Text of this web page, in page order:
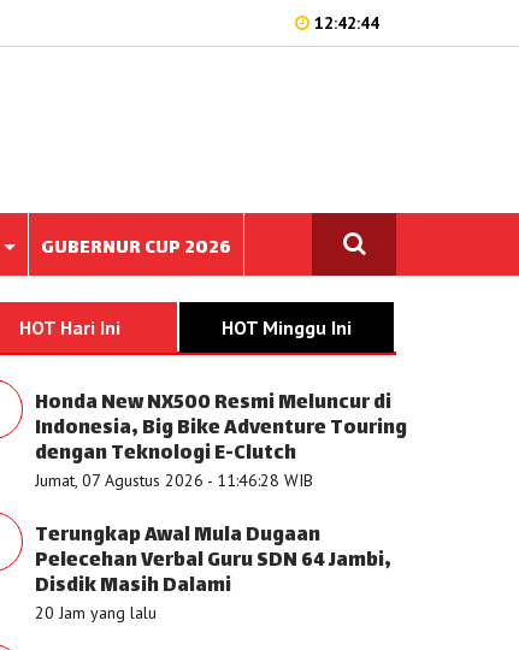
12:42:44
GUBERNUR CUP 2026
HOT Hari Ini HOT Minggu Ini
Honda New NX500 Resmi Meluncur di
Indonesia, Big Bike Adventure Touring
dengan Teknologi E-Clutch
Jumat, 07 Agustus 2026 - 11:46:28 WIB
Terungkap Awal Mula Dugaan
Pelecehan Verbal Guru SDN 64 Jambi,
Disdik Masih Dalami
20 Jam yang lalu